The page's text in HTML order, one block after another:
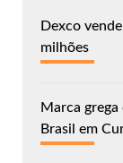
Dexco
milhões
Marca
Brasil em